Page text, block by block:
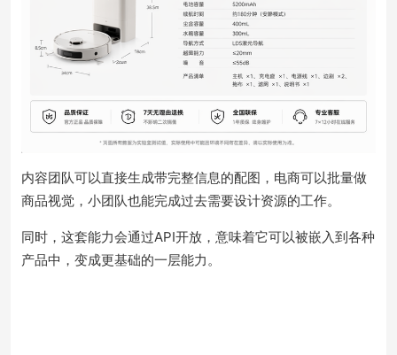
内容团队可以直接生成带完整信息的配图，电商可以批量做
商品视觉，小团队也能完成过去需要设计资源的工作。
同时，这套能力会通过API开放，意味着它可以被嵌入到各种
产品中，变成更基础的一层能力。